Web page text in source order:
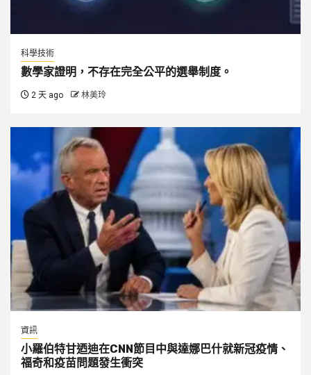
科學技術
數學家證明，不存在完全公平的選舉制度。
2 天 ago 林美玲
資訊
小羅伯特甘迺迪在CNN節目中與達娜巴什就新冠疫情、
福奇和疫苗問題發生衝突